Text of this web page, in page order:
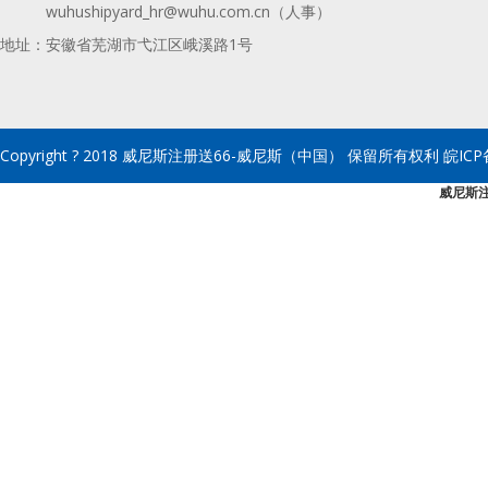
wuhushipyard_hr@wuhu.com.cn （人事）
地址：安徽省芜湖市弋江区峨溪路1号
Copyright ? 2018 威尼斯注册送66-威尼斯（中国） 保留所有权利 皖
威尼斯